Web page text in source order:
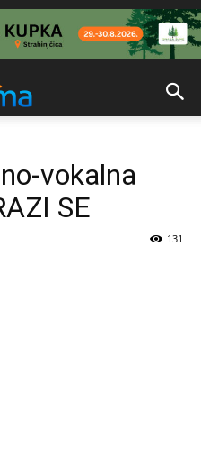
vokalna
SE
131